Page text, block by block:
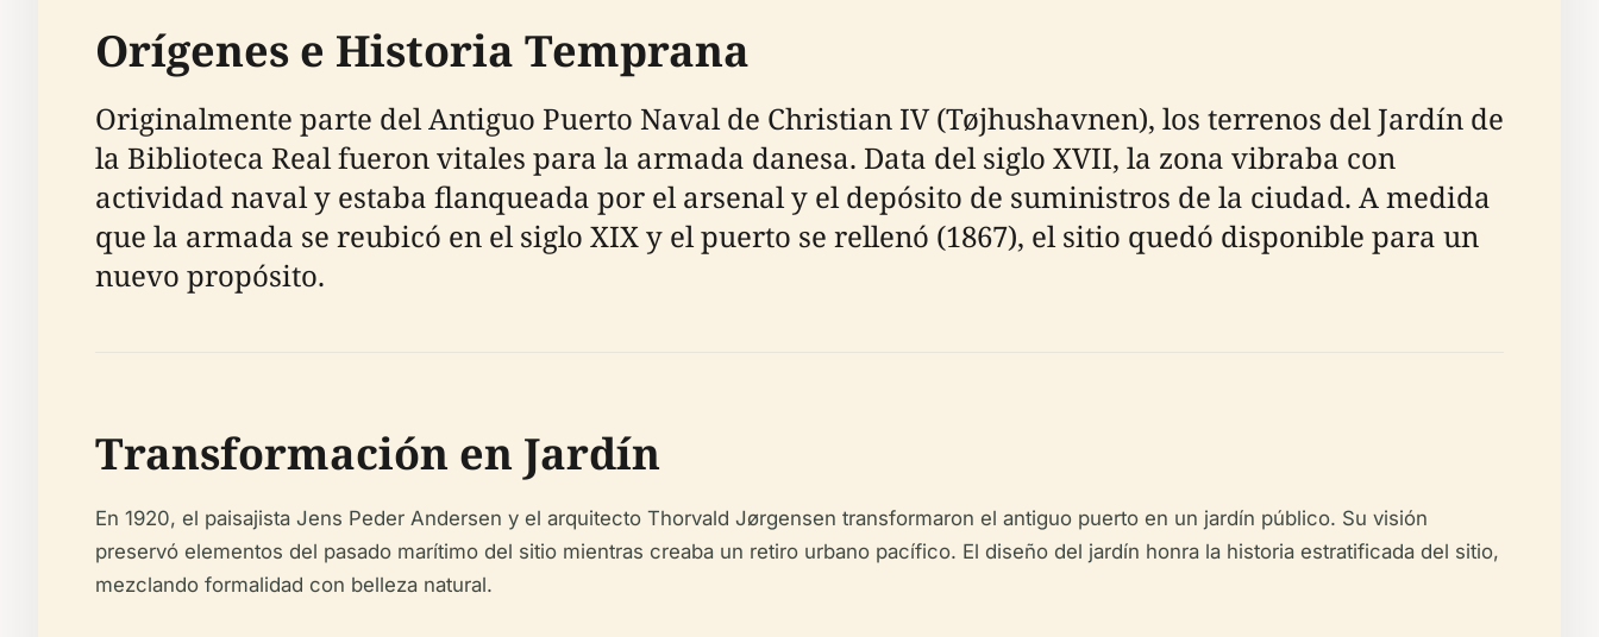
Orígenes e Historia Temprana
Originalmente parte del Antiguo Puerto Naval de Christian IV (Tøjhushavnen), los terrenos del Jardín de
la Biblioteca Real fueron vitales para la armada danesa. Data del siglo XVII, la zona vibraba con
actividad naval y estaba flanqueada por el arsenal y el depósito de suministros de la ciudad. A medida
que la armada se reubicó en el siglo XIX y el puerto se rellenó (1867), el sitio quedó disponible para un
nuevo propósito.
Transformación en Jardín
En 1920, el paisajista Jens Peder Andersen y el arquitecto Thorvald Jørgensen transformaron el antiguo puerto en un jardín público. Su visión
preservó elementos del pasado marítimo del sitio mientras creaba un retiro urbano pacífico. El diseño del jardín honra la historia estratificada del sitio,
mezclando formalidad con belleza natural.